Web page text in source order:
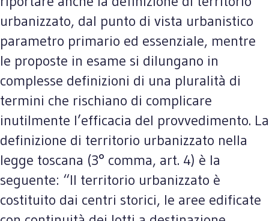
urbanizzato, dal punto di vista urbanistico
parametro primario ed essenziale, mentre
le proposte in esame si dilungano in
complesse definizioni di una pluralità di
termini che rischiano di complicare
inutilmente l’efficacia del provvedimento. La
definizione di territorio urbanizzato nella
legge toscana (3° comma, art. 4) è la
seguente: “Il territorio urbanizzato è
costituito dai centri storici, le aree edificate